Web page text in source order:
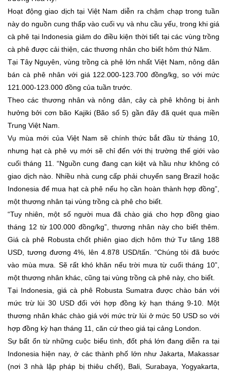
Hoạt động giao dịch tại Việt Nam diễn ra chậm chạp trong tuần
này do nguồn cung thấp vào cuối vụ và nhu cầu yếu, trong khi giá
cà phê tại Indonesia giảm do điều kiện thời tiết tại các vùng trồng
cà phê được cải thiện, các thương nhân cho biết hôm thứ Năm.
Tại Tây Nguyên, vùng trồng cà phê lớn nhất Việt Nam, nông dân
bán cà phê nhân với giá 122.000-123.700 đồng/kg, so với mức
121.000-123.000 đồng của tuần trước.
Theo các thương nhân và nông dân, cây cà phê không bị ảnh
hưởng bởi cơn bão Kajiki (Bão số 5) gần đây đã quét qua miền
Trung Việt Nam.
Vụ mùa mới của Việt Nam sẽ chính thức bắt đầu từ tháng 10,
nhưng hạt cà phê vụ mới sẽ chỉ đến với thị trường thế giới vào
cuối tháng 11. “Nguồn cung đang cạn kiệt và hầu như không có
giao dịch nào. Nhiều nhà cung cấp phải chuyển sang Brazil hoặc
Indonesia để mua hạt cà phê nếu họ cần hoàn thành hợp đồng”,
một thương nhân tại vùng trồng cà phê cho biết.
“Tuy nhiên, một số người mua đã chào giá cho hợp đồng giao
tháng 12 từ 100.000 đồng/kg”, thương nhân này cho biết thêm.
Giá cà phê Robusta chốt phiên giao dịch hôm thứ Tư tăng 188
USD, tương đương 4%, lên 4.878 USD/tấn. “Chúng tôi đã bước
vào mùa mưa. Sẽ rất khó khăn nếu trời mưa từ cuối tháng 10”,
một thương nhân khác, cũng tại vùng trồng cà phê này, cho biết.
Tại Indonesia, giá cà phê Robusta Sumatra được chào bán với
mức trừ lùi 30 USD đối với hợp đồng kỳ hạn tháng 9-10. Một
thương nhân khác chào giá với mức trừ lùi ở mức 50 USD so với
hợp đồng kỳ hạn tháng 11, căn cứ theo giá tại cảng London.
Sự bất ổn từ những cuộc biểu tình, đốt phá lớn đang diễn ra tại
Indonesia hiện nay, ở các thành phố lớn như Jakarta, Makassar
(nơi 3 nhà lập pháp bị thiêu chết), Bali, Surabaya, Yogyakarta,